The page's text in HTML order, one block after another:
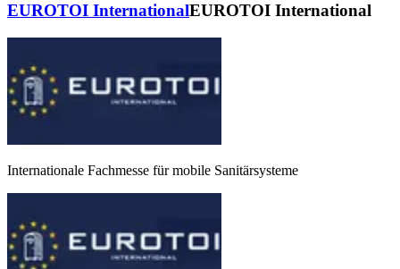
EUROTOI InternationalEUROTOI International
Internationale Fachmesse für mobile Sanitärsysteme